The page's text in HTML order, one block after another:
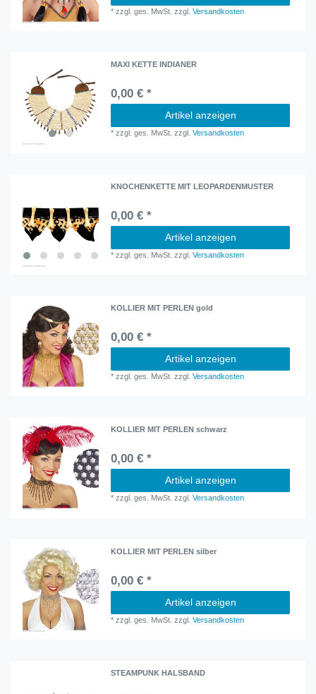
*zzgl. ges. MwSt. zzgl.Versandkosten
MAXI KETTE INDIANER
0,00 € *
Artikel anzeigen
*zzgl. ges. MwSt. zzgl.Versandkosten
KNOCHENKETTE MIT LEOPARDENMUSTER
0,00 € *
Artikel anzeigen
*zzgl. ges. MwSt. zzgl.Versandkosten
KOLLIER MIT PERLEN gold
0,00 € *
Artikel anzeigen
*zzgl. ges. MwSt. zzgl.Versandkosten
KOLLIER MIT PERLEN schwarz
0,00 € *
Artikel anzeigen
*zzgl. ges. MwSt. zzgl.Versandkosten
KOLLIER MIT PERLEN silber
0,00 € *
Artikel anzeigen
*zzgl. ges. MwSt. zzgl.Versandkosten
STEAMPUNK HALSBAND